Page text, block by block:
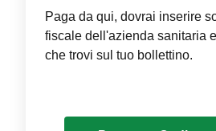
Paga da qui, dovrai inserire
fiscale dell'azienda sanitaria
che trovi sul tuo bollettino.